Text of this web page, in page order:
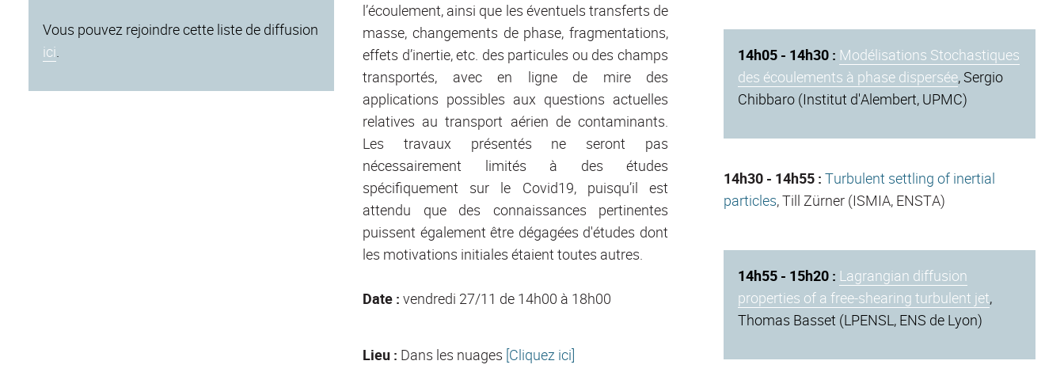
Vous pouvez rejoindre cette liste de diffusion
ici.
l’écoulement, ainsi que les éventuels transferts de
masse, changements de phase, fragmentations,
effets d’inertie, etc. des particules ou des champs
transportés, avec en ligne de mire des
applications possibles aux questions actuelles
relatives au transport aérien de contaminants.
Les travaux présentés ne seront pas
nécessairement limités à des études
spécifiquement sur le Covid19, puisqu’il est
attendu que des connaissances pertinentes
puissent également être dégagées d'études dont
les motivations initiales étaient toutes autres.
Date : vendredi 27/11 de 14h00 à 18h00
Lieu : Dans les nuages [Cliquez ici]
14h05 - 14h30 : Modélisations Stochastiques
des écoulements à phase dispersée, Sergio
Chibbaro (Institut d'Alembert, UPMC)
14h30 - 14h55 : Turbulent settling of inertial
particles, Till Zürner (ISMIA, ENSTA)
14h55 - 15h20 : Lagrangian diffusion
properties of a free-shearing turbulent jet,
Thomas Basset (LPENSL, ENS de Lyon)